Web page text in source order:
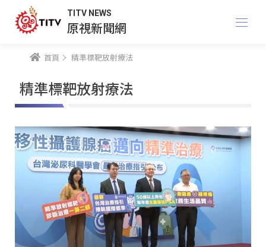
TITV NEWS
原視新聞網
首頁 精準標靶放射療法
精準標靶放射療法